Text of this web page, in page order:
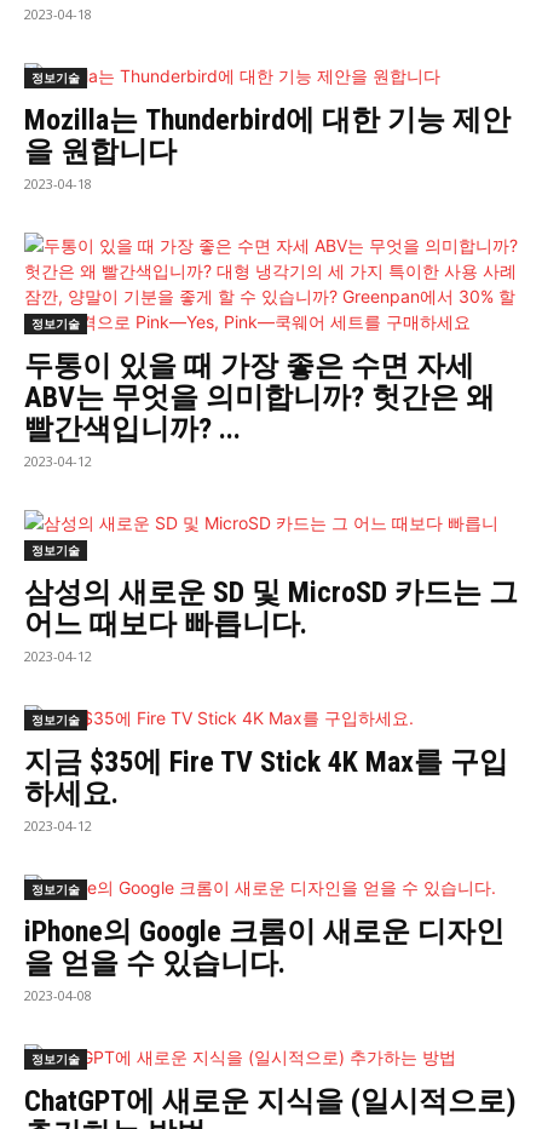
2023-04-18
정보기술
Mozilla는 Thunderbird에 대한 기능 제안
을 원합니다
2023-04-18
정보기술
두통이 있을 때 가장 좋은 수면 자세
ABV는 무엇을 의미합니까? 헛간은 왜
빨간색입니까? ...
2023-04-12
정보기술
삼성의 새로운 SD 및 MicroSD 카드는 그
어느 때보다 빠릅니다.
2023-04-12
정보기술
지금 $35에 Fire TV Stick 4K Max를 구입
하세요.
2023-04-12
정보기술
iPhone의 Google 크롬이 새로운 디자인
을 얻을 수 있습니다.
2023-04-08
정보기술
ChatGPT에 새로운 지식을 (일시적으로)